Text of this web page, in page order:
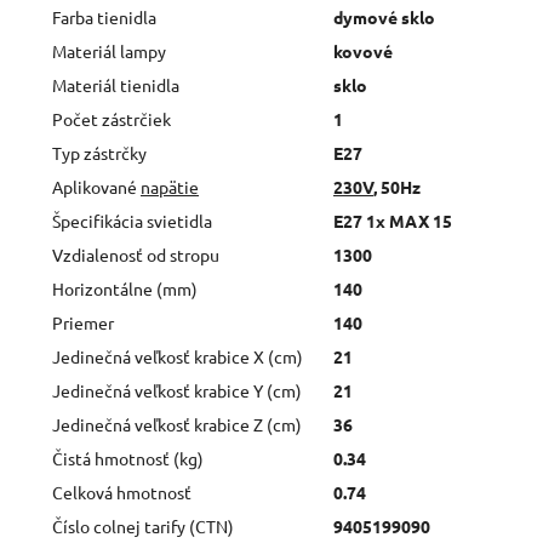
Farba tienidla
dymové sklo
Materiál lampy
kovové
Materiál tienidla
sklo
Počet zástrčiek
1
Typ zástrčky
E27
Aplikované napätie 230V, 50Hz
Špecifikácia svietidla
E27 1x MAX 15
Vzdialenosť od stropu
1300
Horizontálne (mm)
140
Priemer
140
Jedinečná veľkosť krabice X (cm)
21
Jedinečná veľkosť krabice Y (cm)
21
Jedinečná veľkosť krabice Z (cm)
36
Čistá hmotnosť (kg)
0.34
Celková hmotnosť
0.74
Číslo colnej tarify (CTN)
9405199090